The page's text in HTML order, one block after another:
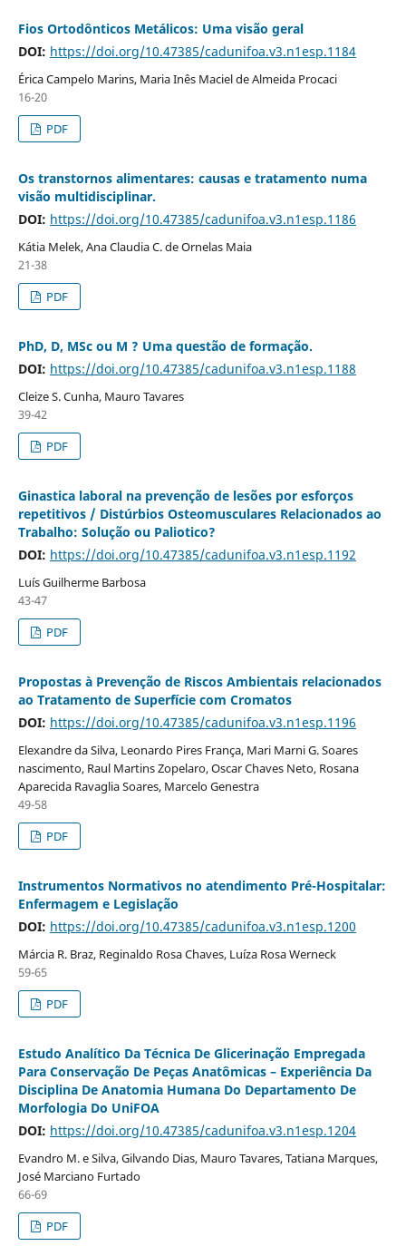
Fios Ortodônticos Metálicos: Uma visão geral
DOI: https://doi.org/10.47385/cadunifoa.v3.n1esp.1184
Érica Campelo Marins, Maria Inês Maciel de Almeida Procaci
16-20
PDF
Os transtornos alimentares: causas e tratamento numa
visão multidisciplinar.
DOI: https://doi.org/10.47385/cadunifoa.v3.n1esp.1186
Kátia Melek, Ana Claudia C. de Ornelas Maia
21-38
PDF
PhD, D, MSc ou M ? Uma questão de formação.
DOI: https://doi.org/10.47385/cadunifoa.v3.n1esp.1188
Cleize S. Cunha, Mauro Tavares
39-42
PDF
Ginastica laboral na prevenção de lesões por esforços
repetitivos / Distúrbios Osteomusculares Relacionados ao
Trabalho: Solução ou Paliotico?
DOI: https://doi.org/10.47385/cadunifoa.v3.n1esp.1192
Luís Guilherme Barbosa
43-47
PDF
Propostas à Prevenção de Riscos Ambientais relacionados
ao Tratamento de Superfície com Cromatos
DOI: https://doi.org/10.47385/cadunifoa.v3.n1esp.1196
Elexandre da Silva, Leonardo Pires França, Mari Marni G. Soares
nascimento, Raul Martins Zopelaro, Oscar Chaves Neto, Rosana
Aparecida Ravaglia Soares, Marcelo Genestra
49-58
PDF
Instrumentos Normativos no atendimento Pré-Hospitalar:
Enfermagem e Legislação
DOI: https://doi.org/10.47385/cadunifoa.v3.n1esp.1200
Márcia R. Braz, Reginaldo Rosa Chaves, Luíza Rosa Werneck
59-65
PDF
Estudo Analítico Da Técnica De Glicerinação Empregada
Para Conservação De Peças Anatômicas – Experiência Da
Disciplina De Anatomia Humana Do Departamento De
Morfologia Do UniFOA
DOI: https://doi.org/10.47385/cadunifoa.v3.n1esp.1204
Evandro M. e Silva, Gilvando Dias, Mauro Tavares, Tatiana Marques,
José Marciano Furtado
66-69
PDF